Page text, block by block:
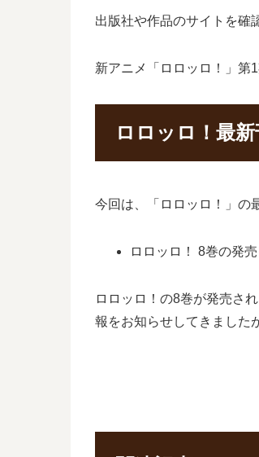
出版社や作品のサイトを確
新アニメ「ロロッロ！」第
ロロッロ！最
今回は、「ロロッロ！」の
ロロッロ！ 8巻の発
ロロッロ！の8巻が発売さ
報をお知らせしてきました